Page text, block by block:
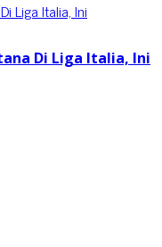
Di Liga Italia, Ini